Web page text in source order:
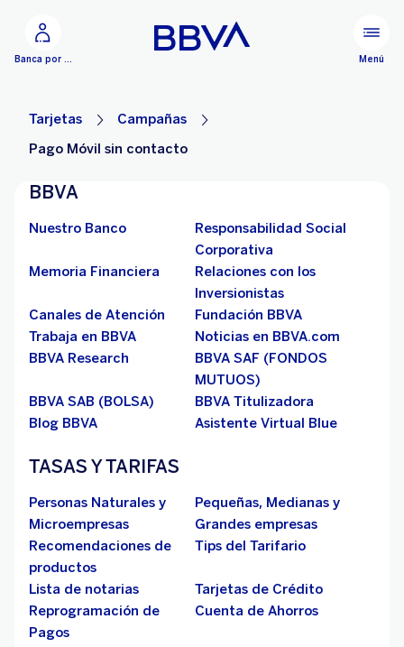
Banca por Internet Menú
Tarjetas
Campañas
Pago Móvil sin contacto
BBVA
Nuestro Banco
Responsabilidad Social
Corporativa
Memoria Financiera
Relaciones con los
Inversionistas
Canales de Atención
Fundación BBVA
Trabaja en BBVA
Noticias en BBVA.com
BBVA Research
BBVA SAF (FONDOS
MUTUOS)
BBVA SAB (BOLSA)
BBVA Titulizadora
Blog BBVA
Asistente Virtual Blue
TASAS Y TARIFAS
Personas Naturales y
Microempresas
Pequeñas, Medianas y
Grandes empresas
Recomendaciones de
productos
Tips del Tarifario
Lista de notarias
Tarjetas de Crédito
Reprogramación de
Pagos
Cuenta de Ahorros